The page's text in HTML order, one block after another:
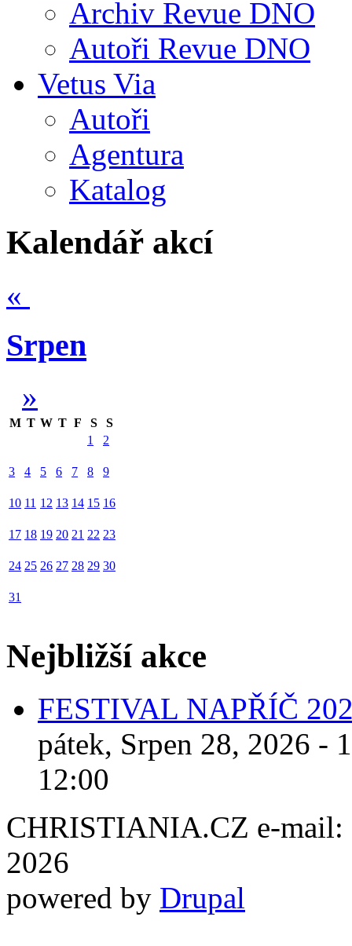
Archiv Revue DNO
Autoři Revue DNO
Vetus Via
Autoři
Agentura
Katalog
Kalendář akcí
«
Srpen
»
M T W T F S
S
1
2
3 4 5 6 7 8 9
10 11 12 13 14 15 16
17 18 19 20 21 22 23
24 25 26 27 28 29 30
31
Nejbližší akce
FESTIVAL NAPŘÍČ
pátek, Srpen 28, 2026 -
12:00
CHRISTIANIA.CZ e-mail:
2026
powered by Drupal